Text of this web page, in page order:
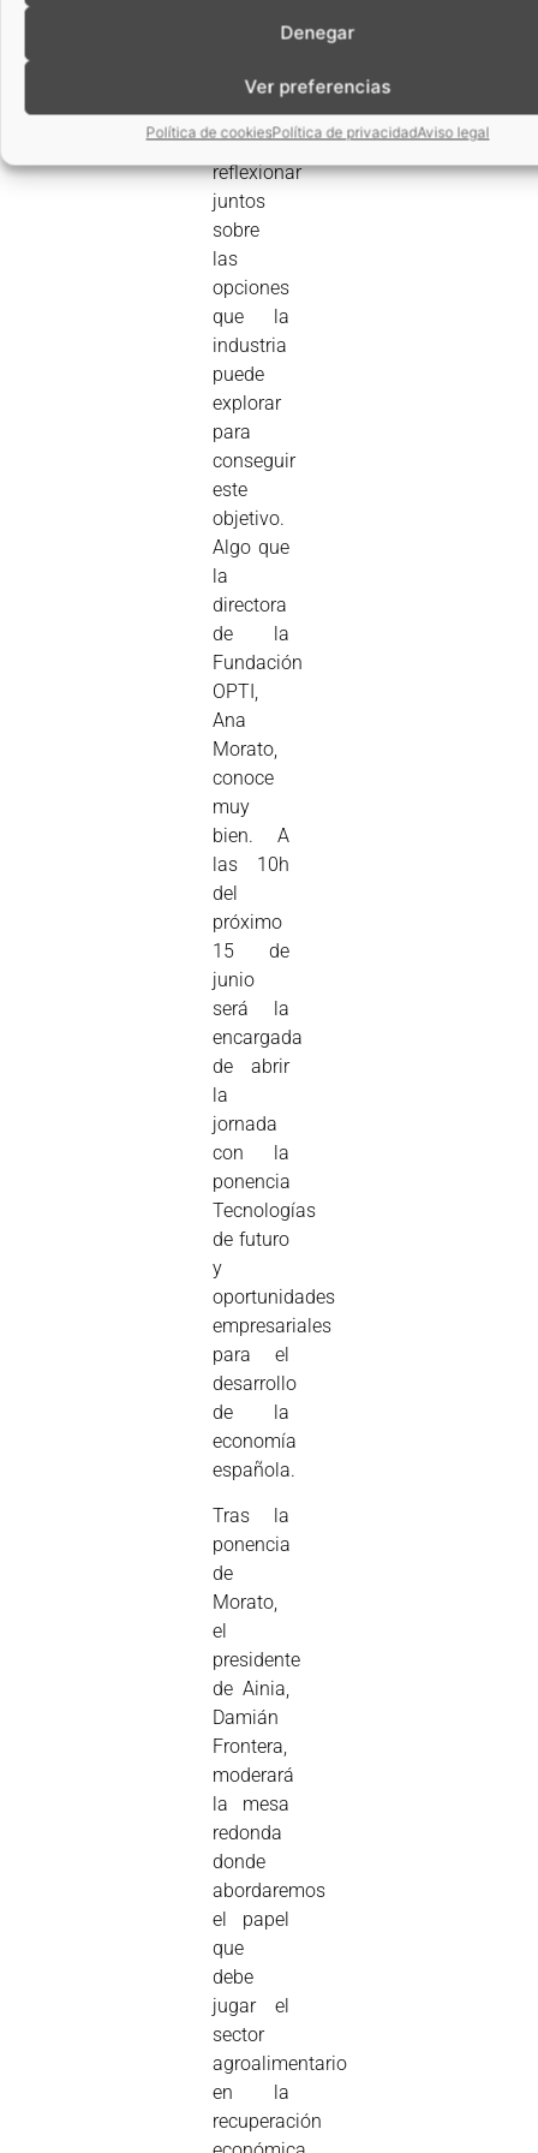
Denegar
Ver preferencias
Política de cookiesPolítica de privacidadAviso legal
oportunidad
para
poder
reflexionar
juntos
sobre
las
opciones
que la
industria
puede
explorar
para
conseguir
este
objetivo.
Algo que
la
directora
de la
Fundación
OPTI,
Ana
Morato,
conoce
muy
bien. A
las 10h
del
próximo
15 de
junio
será la
encargada
de abrir
la
jornada
con la
ponencia
Tecnologías
de futuro
y
oportunidades
empresariales
para el
desarrollo
de la
economía
española.
Tras la
ponencia
de
Morato,
el
presidente
de Ainia,
Damián
Frontera,
moderará
la mesa
redonda
donde
abordaremos
el papel
que
debe
jugar el
sector
agroalimentario
en la
recuperación